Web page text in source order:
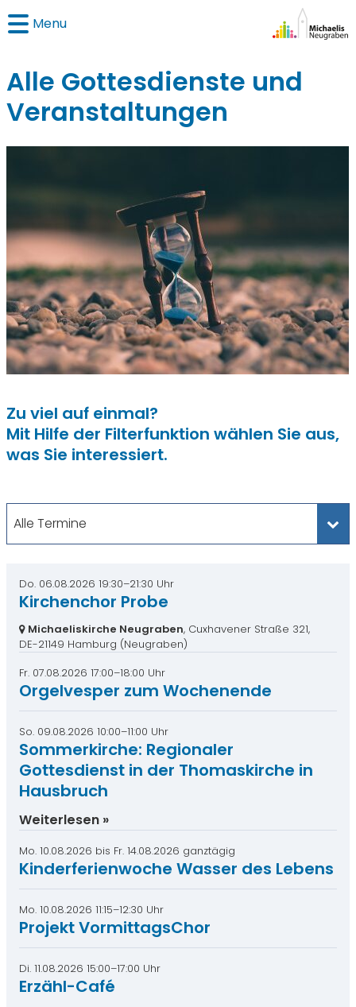
Menu
Alle Gottesdienste und
Veranstaltungen
Zu viel auf einmal?
Mit Hilfe der Filterfunktion wählen Sie aus,
was Sie interessiert.
Alle Termine
Do. 06.08.2026 19:30–21:30 Uhr
Kirchenchor Probe
Michaeliskirche Neugraben, Cuxhavener Straße 321,
DE-21149 Hamburg (Neugraben)
Fr. 07.08.2026 17:00–18:00 Uhr
Orgelvesper zum Wochenende
So. 09.08.2026 10:00–11:00 Uhr
Sommerkirche: Regionaler
Gottesdienst in der Thomaskirche in
Hausbruch
Weiterlesen
Mo. 10.08.2026 bis Fr. 14.08.2026 ganztägig
Kinderferienwoche Wasser des Lebens
Mo. 10.08.2026 11:15–12:30 Uhr
Projekt VormittagsChor
Di. 11.08.2026 15:00–17:00 Uhr
Erzähl-Café